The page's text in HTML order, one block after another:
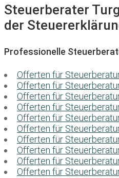
Steuerberater
der
Professionelle
Offerten für
Offerten für
Offerten für
Offerten für
Offerten für
Offerten für
Offerten für
Offerten für
Offerten für
Offerten für